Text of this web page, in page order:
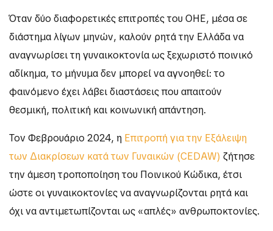
Όταν δύο διαφορετικές επιτροπές του ΟΗΕ, μέσα σε
διάστημα λίγων μηνών, καλούν ρητά την Ελλάδα να
αναγνωρίσει τη γυναικοκτονία ως ξεχωριστό ποινικό
αδίκημα, το μήνυμα δεν μπορεί να αγνοηθεί: το
φαινόμενο έχει λάβει διαστάσεις που απαιτούν
θεσμική, πολιτική και κοινωνική απάντηση.
Τον Φεβρουάριο 2024, η Επιτροπή για την Εξάλειψη
των Διακρίσεων κατά των Γυναικών (CEDAW) ζήτησε
την άμεση τροποποίηση του Ποινικού Κώδικα, έτσι
ώστε οι γυναικοκτονίες να αναγνωρίζονται ρητά και
όχι να αντιμετωπίζονται ως «απλές» ανθρωποκτονίες.